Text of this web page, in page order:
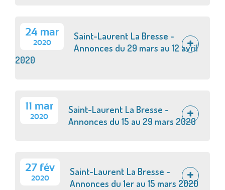
24 mar
2020
Saint-Laurent La Bresse -
Annonces du 29 mars au 12 avril
2020
11 mar
2020
Saint-Laurent La Bresse -
Annonces du 15 au 29 mars 2020
27 fév
2020
Saint-Laurent La Bresse -
Annonces du 1er au 15 mars 2020